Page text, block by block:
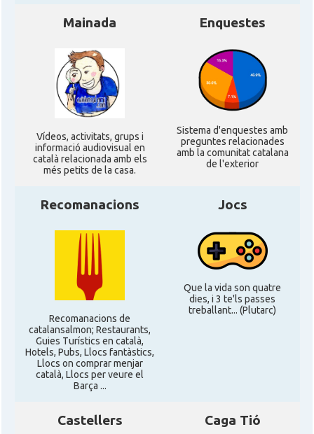
Mainada
Ví­deos, activitats, grups i
informació audiovisual en
català relacionada amb els
més petits de la casa.
Enquestes
Sistema d'enquestes amb
preguntes relacionades
amb la comunitat catalana
de l'exterior
Recomanacions
Recomanacions de
catalansalmon; Restaurants,
Guies Turístics en català,
Hotels, Pubs, Llocs fantàstics,
Llocs on comprar menjar
català, Llocs per veure el
Barça ...
Jocs
Que la vida son quatre
dies, i 3 te'ls passes
treballant... (Plutarc)
Castellers Caga Tió